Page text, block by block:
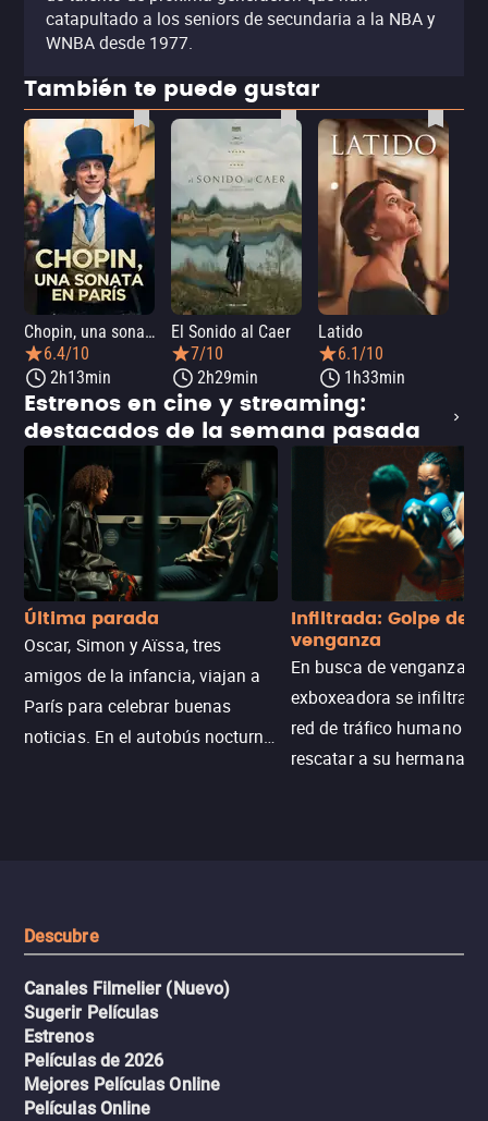
catapultado a los seniors de secundaria a la NBA y
WNBA desde 1977.
También te puede gustar
Chopin, una sonata en París
6.4/10
2h13min
El Sonido al Caer
7/10
2h29min
Latido
6.1/10
1h33min
Estrenos en cine y streaming:
destacados de la semana pasada
Última parada
Oscar, Simon y Aïssa, tres
amigos de la infancia, viajan a
París para celebrar buenas
noticias. En el autobús nocturno
Infiltrada: Golpe de
venganza
En busca de venganza,
exboxeadora se infiltra
red de tráfico humano
rescatar a su hermana
Descubre
Canales Filmelier (Nuevo)
Sugerir Películas
Estrenos
Películas de 2026
Mejores Películas Online
Películas Online